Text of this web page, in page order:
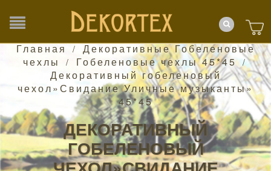
Главная /
Декоративные Гобеленовые
чехлы
/ Гобеленовые чехлы 45*45 /
Декоративный гобеленовый
чехол»Свидание Уличные музыканты»
45*45
ДЕКОРАТИВНЫЙ
ГОБЕЛЕНОВЫЙ